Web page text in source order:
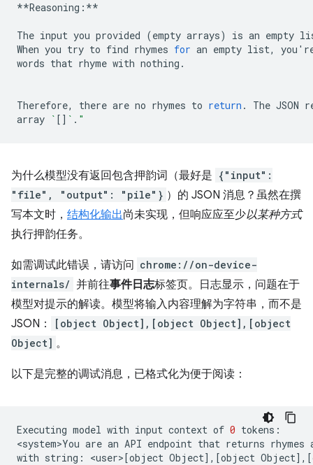
**Reasoning:**
The input you provided (empty arrays) is an empty
When you try to find rhymes for an empty list, you '
words that rhyme with nothing.
Therefore, there are no rhymes to return . The JSON
array ` [] ` . "
为什么模型没有返回包含押韵词（最好是 {"input":
"file", "output": "pile"} ）的 JSON 消息？虽然在撰
写本文时， 结构化输出尚未实现，但响应应至少以某种方式
执行押韵任务。
如需调试此错误，请访问 chrome://on-device-
internals/ 并前往事件日志标签页。日志显示，问题在于
模型对提示的解读。模型将输入内容理解为字符串，而不是
JSON：
[object Object],[object Object],[object
Object] 。
以下是完整的调试消息，已格式化为便于阅读：
Executing model with input context of 0 tokens:
<system>You are an API endpoint that returns rhymes
with string: <user>[object Object] , [object Object] , [